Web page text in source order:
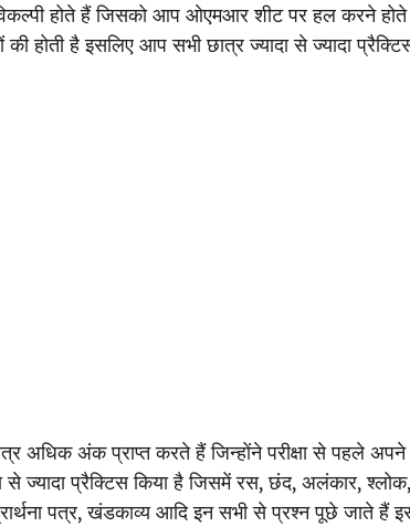
होते हैं जिसको आप ओएमआर शीट पर हल करने
की होती है इसलिए आप सभी छात्र ज्यादा से ज्यादा
अधिक अंक प्राप्त करते हैं जिन्होंने परीक्षा से पहले अपने
ज्यादा प्रैक्टिस किया है जिसमें रस, छंद, अलंकार, श्लोक,
पत्र, खंडकाव्य आदि इन सभी से प्रश्न पूछे जाते हैं